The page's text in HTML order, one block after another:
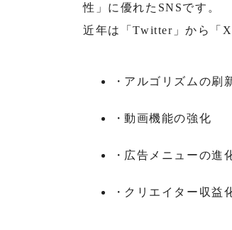
性」に優れたSNSです。
近年は「Twitter」から「
アルゴリズムの刷
動画機能の強化
広告メニューの進
クリエイター収益